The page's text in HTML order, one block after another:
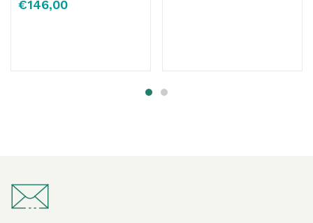
con 4.25de
€146,00